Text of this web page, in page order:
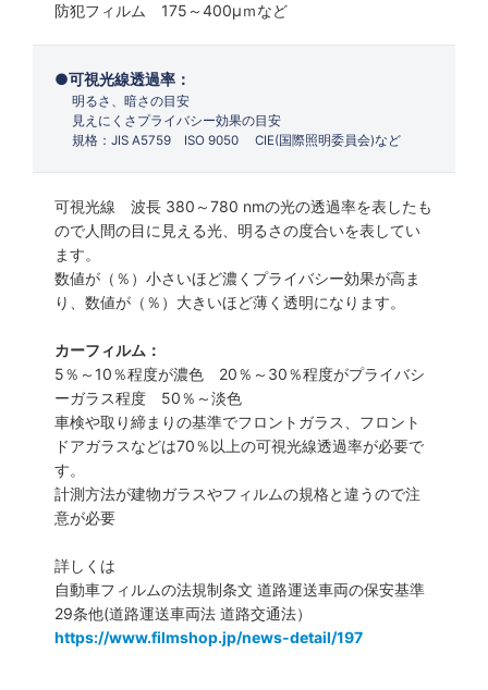
防犯フィルム 175～400µｍなど
可視光線透過率：
明るさ、暗さの目安
見えにくさプライバシー効果の目安
規格：JIS A5759 ISO 9050 CIE(国際照明委員会)など
可視光線 波長 380～780 nmの光の透過率を表したも
ので人間の目に見える光、明るさの度合いを表してい
ます。
数値が（％）小さいほど濃くプライバシー効果が高ま
り、数値が（％）大きいほど薄く透明になります。
カーフィルム：
5％～10％程度が濃色 20％～30％程度がプライバシ
ーガラス程度 50％～淡色
車検や取り締まりの基準でフロントガラス、フロント
ドアガラスなどは70％以上の可視光線透過率が必要で
す。
計測方法が建物ガラスやフィルムの規格と違うので注
意が必要
詳しくは
自動車フィルムの法規制条文 道路運送車両の保安基準
29条他(道路運送車両法 道路交通法）
https://www.filmshop.jp/news-detail/197